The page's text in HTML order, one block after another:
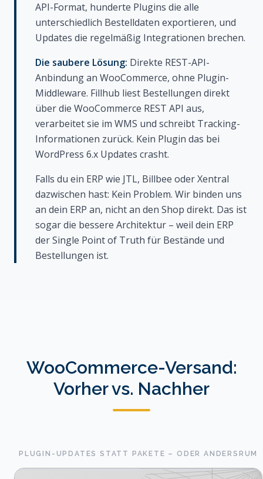
API-Format, hunderte Plugins die alle
unterschiedlich Bestelldaten exportieren, und
Updates die regelmäßig Integrationen brechen.
Die saubere Lösung: Direkte REST-API-
Anbindung an WooCommerce, ohne Plugin-
Middleware. Fillhub liest Bestellungen direkt
über die WooCommerce REST API aus,
verarbeitet sie im WMS und schreibt Tracking-
Informationen zurück. Kein Plugin das bei
WordPress 6.x Updates crasht.
Falls du ein ERP wie JTL, Billbee oder Xentral
dazwischen hast: Kein Problem. Wir binden uns
an dein ERP an, nicht an den Shop direkt. Das ist
sogar die bessere Architektur – weil dein ERP
der Single Point of Truth für Bestände und
Bestellungen ist.
WooCommerce-Versand:
Vorher vs. Nachher
PLUGIN-UPDATES STATT PAKETE – ODER ANDERSRUM